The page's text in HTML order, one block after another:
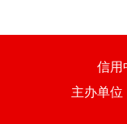
信用
主办单位